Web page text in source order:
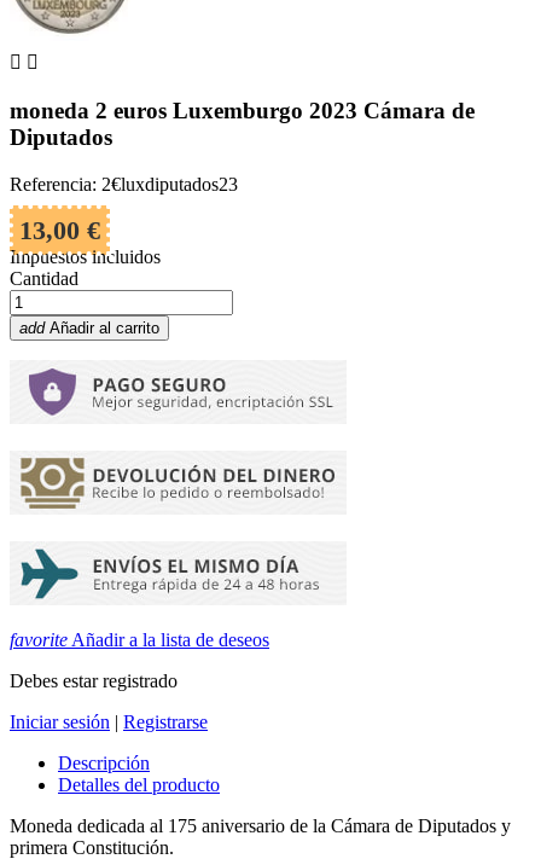
 
moneda 2 euros Luxemburgo 2023 Cámara de
Diputados
Referencia: 2€luxdiputados23
13,00 €
Impuestos incluidos
Cantidad
add Añadir al carrito
favorite Añadir a la lista de deseos
Debes estar registrado
Iniciar sesión | Registrarse
Descripción
Detalles del producto
Moneda dedicada al 175 aniversario de la Cámara de Diputados y
primera Constitución.